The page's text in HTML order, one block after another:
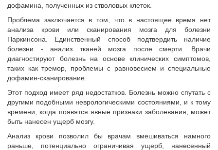
дофамина, полученных из стволовых клеток.
Проблема заключается в том, что в настоящее время нет
анализа крови или сканирования мозга для болезни
Паркинсона. Единственный способ подтвердить наличие
болезни - анализ тканей мозга после смерти. Врачи
диагностируют болезнь на основе клинических симптомов,
таких как тремор, проблемы с равновесием и специальные
дофамин-сканирование.
Этот подход имеет ряд недостатков. Болезнь можно спутать с
другими подобными неврологическими состояниями, и к тому
времени, когда появятся явные признаки заболевания, может
быть нанесен ущерб мозгу.
Анализ крови позволил бы врачам вмешиваться намного
раньше, потенциально ограничивая ущерб, нанесенный